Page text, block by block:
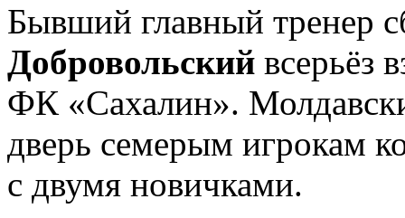
Бывший главный тренер
Добровольский всерьёз
ФК «Сахалин».
дверь семерым игрокам
с двумя новичками.